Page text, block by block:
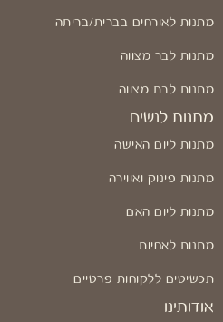
מתנות לאורחים בברית/בריתה
מתנות לבר מצווה
מתנות לבת מצווה
מתנות לנשים
מתנות ליום האישה
מתנות פינוק ואווירה
מתנות ליום האם
מתנות לאחיות
תכשיטים ללקוחות פרטיים
אודותינו